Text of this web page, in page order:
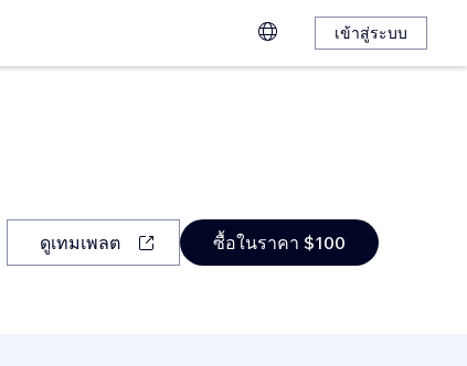
เข้าสู่ระบบ
ดูเทมเพลต ซื้อในราคา $100